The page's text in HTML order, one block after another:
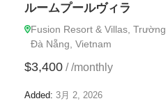
ルームプールヴィラ
Fusion Resort & Villas, Trường
Đà Nẵng, Vietnam
$3,400 / /monthly
Added: 3月 2, 2026